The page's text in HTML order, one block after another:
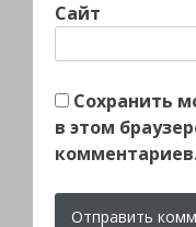
Сайт
Сохранить
в этом